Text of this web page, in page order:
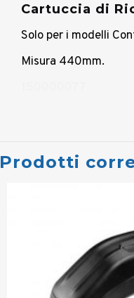
Cartuccia di
Solo per i modelli
Misura 440mm.
Prodotti